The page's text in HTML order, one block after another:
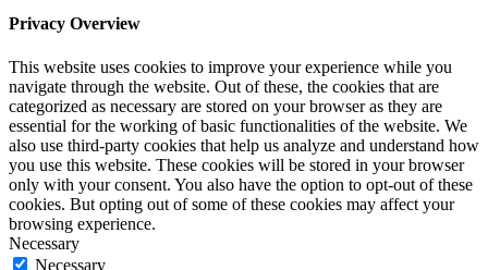
Privacy Overview
This website uses cookies to improve your experience while you
navigate through the website. Out of these, the cookies that are
categorized as necessary are stored on your browser as they are
essential for the working of basic functionalities of the website. We
also use third-party cookies that help us analyze and understand how
you use this website. These cookies will be stored in your browser
only with your consent. You also have the option to opt-out of these
cookies. But opting out of some of these cookies may affect your
browsing experience.
Necessary
Necessary